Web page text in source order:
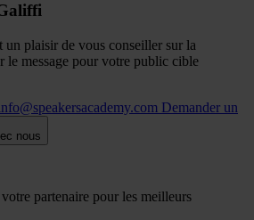
un plaisir de vous conseiller sur la
le message pour votre public cible
Demander un
nous
partenaire pour les meilleurs